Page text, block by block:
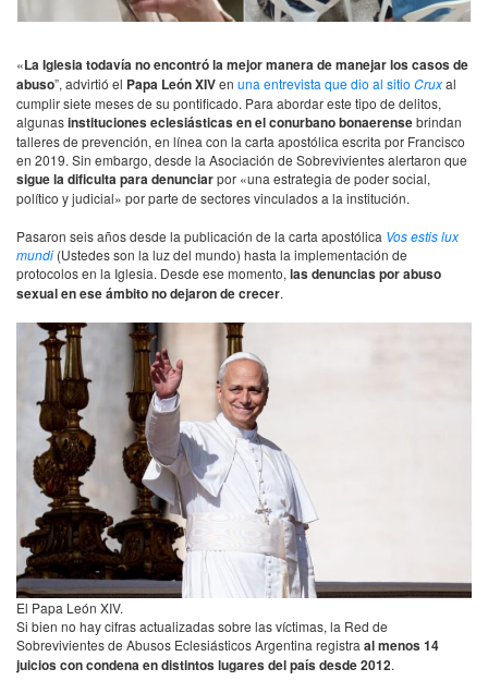
«La Iglesia todavía no encontró la mejor manera de manejar los casos de
abuso”, advirtió el Papa León XIVen una entrevista que dio al sitio Cruxal
cumplir siete meses de su pontificado. Para abordar este tipo de delitos,
algunasinstituciones eclesiásticas en el conurbano bonaerensebrindan
talleres de prevención, en línea con la carta apostólica escrita por Francisco
en 2019. Sin embargo, desde la Asociación de Sobrevivientes alertaron que
sigue la dificulta para denunciarpor «una estrategia de poder social,
político y judicial» por parte de sectores vinculados a la institución.
Pasaron seis años desde la publicación de la carta apostólica Vos estis lux
mundi (Ustedes son la luz del mundo) hasta la implementación de
protocolos en la Iglesia. Desde ese momento, las denuncias por abuso
sexual en ese ámbito no dejaron de crecer.
El Papa León XIV.
Si bien no hay cifras actualizadas sobre las víctimas, la Red de
Sobrevivientes de Abusos Eclesiásticos Argentina registra al menos 14
juicios con condena en distintos lugares del país desde 2012.